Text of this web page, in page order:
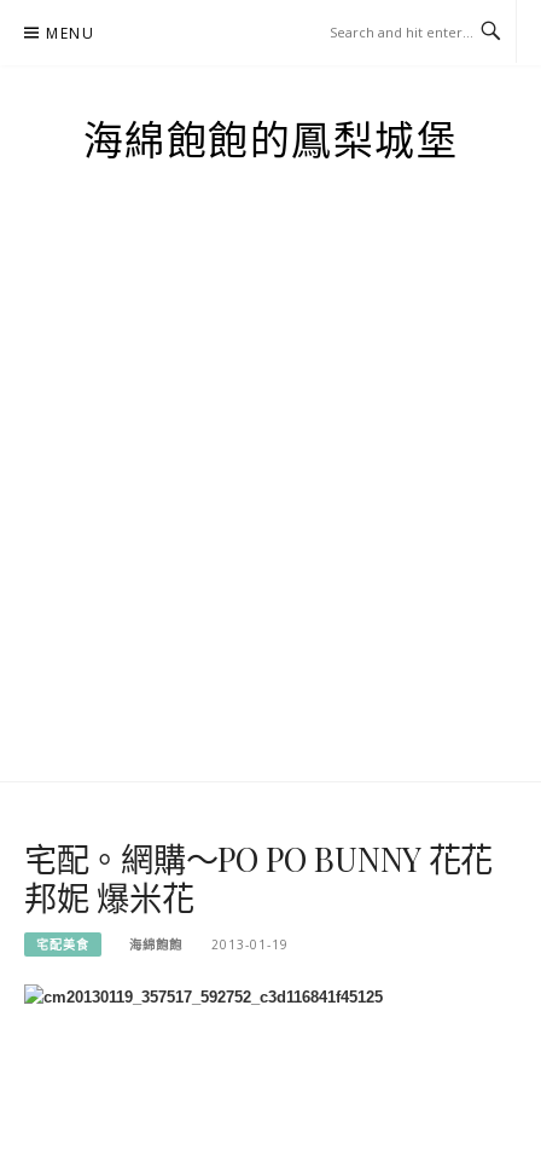
MENU
海綿飽飽的鳳梨城堡
宅配。網購～PO PO BUNNY 花花
邦妮 爆米花
宅配美食 海綿飽飽 2013-01-19